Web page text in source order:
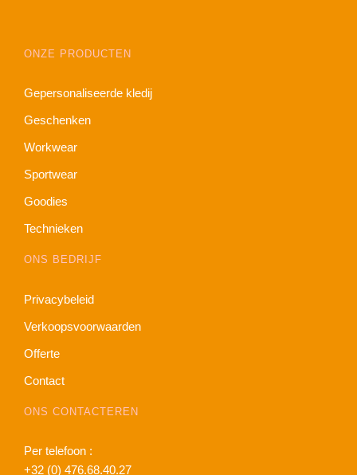
ONZE PRODUCTEN
Gepersonaliseerde kledij
Geschenken
Workwear
Sportwear
Goodies
Technieken
ONS BEDRIJF
Privacybeleid
Verkoopsvoorwaarden
Offerte
Contact
ONS CONTACTEREN
Per telefoon :
+32 (0) 476.68.40.27